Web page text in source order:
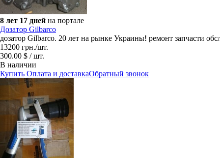
8 лет 17 дней на портале
Дозатор Gilbarco
дозатор Gilbarco. 20 лет на рынке Украины! ремонт запчасти
13200 грн./шт.
300.00 $ / шт.
В наличии
Купить Оплата и доставкаОбратный звонок